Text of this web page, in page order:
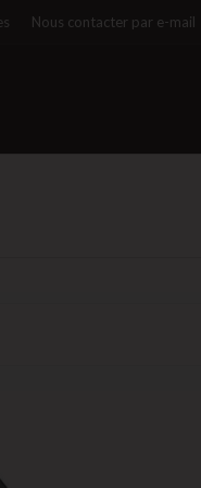
Nous contacter par e-mail